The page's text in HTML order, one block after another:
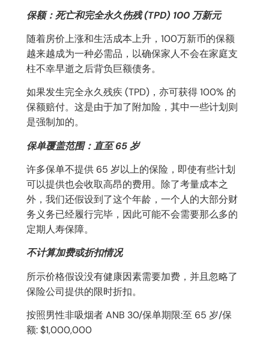
保额：死亡和完全永久伤残 (TPD) 100 万新元
随着房价上涨和生活成本上升，100万新币的保额
越来越成为一种必需品，以确保家人不会在家庭支
柱不幸早逝之后背负巨额债务。
如果发生完全永久残疾 (TPD)，亦可获得 100% 的
保额赔付。这是由于加了附加险，其中一些计划则
是强制加的。
保单覆盖范围：直至 65 岁
许多保单不提供 65 岁以上的保险，即使有些计划
可以提供也会收取高昂的费用。除了考量成本之
外，我们还假设到了这个年龄，一个人的大部分财
务义务已经履行完毕，因此可能不会需要那么多的
定期人寿保障。
不计算加费或折扣情况
所示价格假设没有健康因素需要加费，并且忽略了
保险公司提供的限时折扣。
按照男性非吸烟者 ANB 30/保单期限:至 65 岁/保
额: $1,000,000